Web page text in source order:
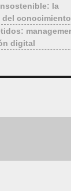
la
conocimiento
digital